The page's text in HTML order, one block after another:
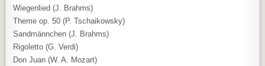
Wiegenlied (J. Brahms)
Theme op. 50 (P. Tschaikowsky)
Sandmännchen (J. Brahms)
Rigoletto (G. Verdi)
Don Juan (W. A. Mozart)